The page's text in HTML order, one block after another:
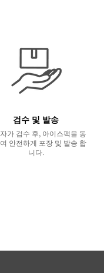
검수 및 발송
가 검수 후, 아이스팩을 동
안전하게 포장 및 발송 합
니다.
슬라이드